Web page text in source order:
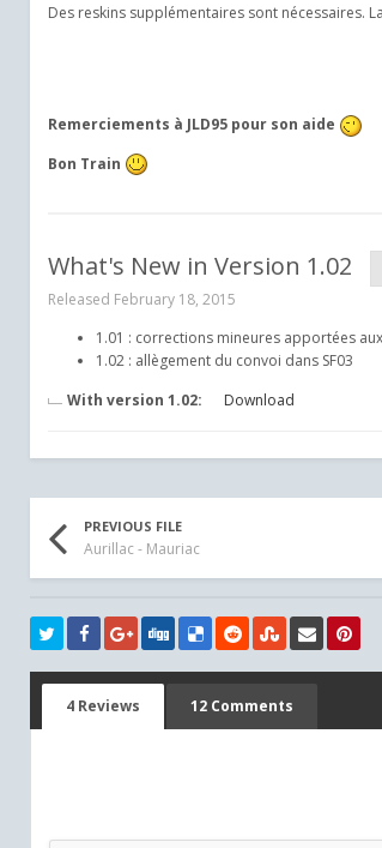
Des reskins supplémentaires sont nécessaires.
Remerciements à JLD95 pour son aide
Bon Train
What's New in Version 1.02
Released February 18, 2015
1.01 : corrections mineures apportées
1.02 : allègement du convoi dans SF03
With version 1.02:
Download
PREVIOUS FILE
Aurillac - Mauriac
4 Reviews 12 Comments